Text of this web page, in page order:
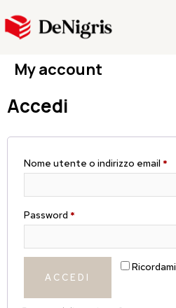
My account
Accedi
Nome utente o indirizzo email *
Password *
Ricordami
ACCEDI